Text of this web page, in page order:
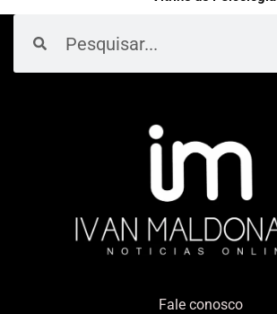
Fale conosco